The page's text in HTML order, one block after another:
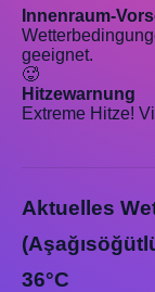
Innenraum-
geeignet.
🥵
Hitzewarnung
Extreme Hitze!
Aktuelles
36°C